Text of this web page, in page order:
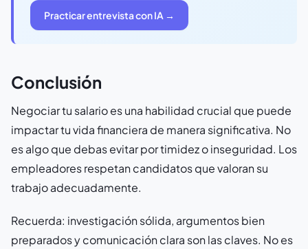
Practicar entrevista con IA →
Conclusión
Negociar tu salario es una habilidad crucial que puede
impactar tu vida financiera de manera significativa. No
es algo que debas evitar por timidez o inseguridad. Los
empleadores respetan candidatos que valoran su
trabajo adecuadamente.
Recuerda: investigación sólida, argumentos bien
preparados y comunicación clara son las claves. No es